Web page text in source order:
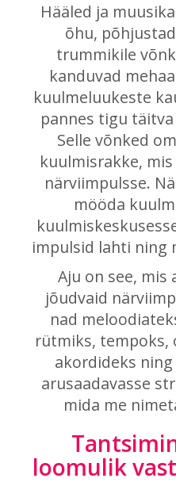
Hääled ja
õhu,
trummikile
kanduvad
kuulmeluukeste
pannes tigu
Selle võnked
kuulmisrakke,
närviimpulsse.
mööda
impulsid lahti ning
Aju on see, mis
jõudvaid
nad
rütmiks, tempoks,
akordideks
arusaadavasse
mida me
loomulik